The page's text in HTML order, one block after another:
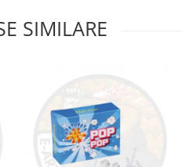
SIMILARE